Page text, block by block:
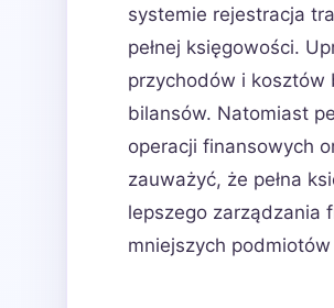
systemie rejestracja
pełnej księgowości.
przychodów i kosztów
bilansów. Natomiast
operacji finansowych
zauważyć, że pełna
lepszego zarządzania
mniejszych